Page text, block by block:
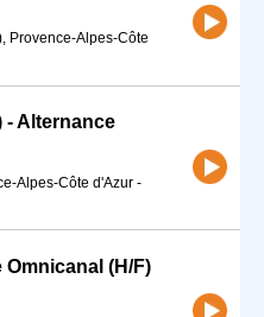
Provence-Alpes-Côte
- Alternance
Alpes-Côte d'Azur -
(H/F)